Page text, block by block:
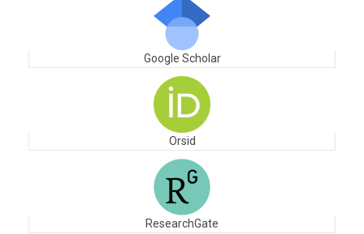
Google Scholar
Orsid
ResearchGate